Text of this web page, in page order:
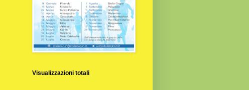
Visualizzazioni totali